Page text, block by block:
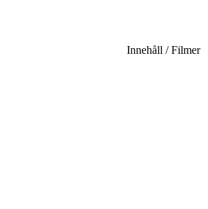
Innehåll / Filmer